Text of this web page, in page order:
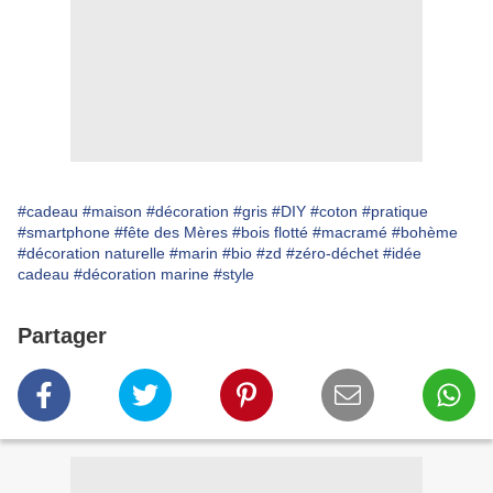
#cadeau #maison #décoration #gris #DIY #coton #pratique
#smartphone #fête des Mères #bois flotté #macramé #bohème
#décoration naturelle #marin #bio #zd #zéro-déchet #idée
cadeau #décoration marine #style
Partager